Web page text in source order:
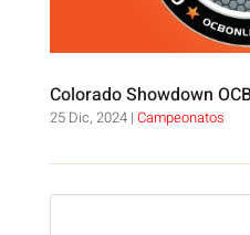
Colorado Showdown
25 Dic, 2024| Campeonatos